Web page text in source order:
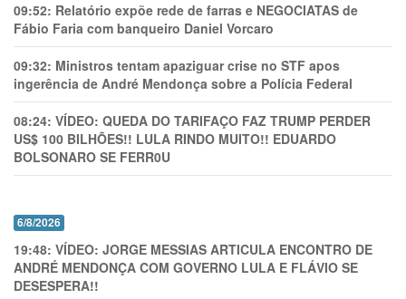
09:52: Relatório expõe rede de farras e NEGOCIATAS de
Fábio Faria com banqueiro Daniel Vorcaro
09:32: Ministros tentam apaziguar crise no STF apos
ingerência de André Mendonça sobre a Polícia Federal
08:24: VÍDEO: QUEDA DO TARIFAÇO FAZ TRUMP PERDER
US$ 100 BILHÕES!! LULA RINDO MUITO!! EDUARDO
BOLSONARO SE FERR0U
6/8/2026
19:48: VÍDEO: JORGE MESSIAS ARTICULA ENCONTRO DE
ANDRÉ MENDONÇA COM GOVERNO LULA E FLÁVIO SE
DESESPERA!!